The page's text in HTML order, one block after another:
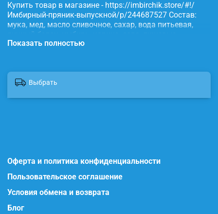
Купить товар в магазине - https://imbirchik.store/#!/
Имбирный-пряник-выпускной/p/244687527 Состав:
мука, мед, масло сливочное, сахар, вода питьевая,
яичный белок, имбирь, корица, сода, пищевые
красители.
Показать полностью
Выбрать
Оферта и политика конфиденциальности
Пользовательское соглашение
Условия обмена и возврата
Блог